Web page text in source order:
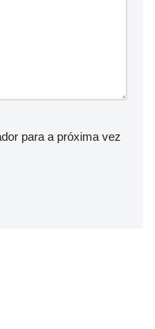
para a próxima vez